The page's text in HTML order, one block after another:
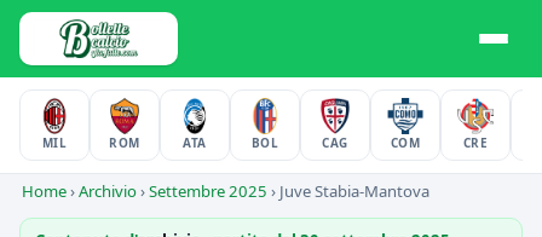
MIL ROM ATA BOL CAG COM CRE
Home›Archivio›Settembre 2025 › Juve Stabia-Mantova